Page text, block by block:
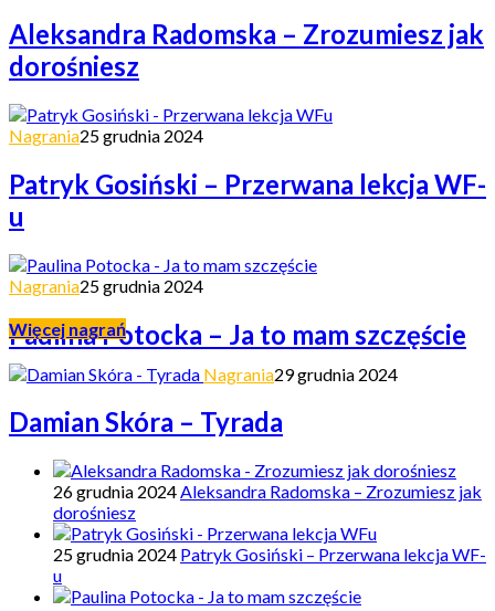
Aleksandra Radomska – Zrozumiesz jak
dorośniesz
Nagrania25 grudnia 2024
Patryk Gosiński – Przerwana lekcja WF-
u
Nagrania25 grudnia 2024
Paulina Potocka – Ja to mam szczęście
Więcej nagrań
Nagrania29 grudnia 2024
Damian Skóra – Tyrada
26 grudnia 2024Aleksandra Radomska – Zrozumiesz jak
dorośniesz
25 grudnia 2024 Patryk Gosiński – Przerwana lekcja WF-
u